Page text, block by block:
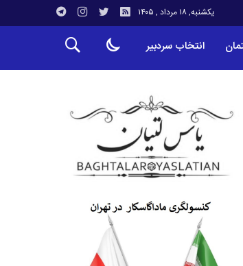
یکشنبه, ۱۸ مرداد , ۱۴۰۵
انتخاب سردبیر